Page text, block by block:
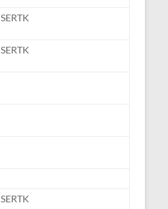
SERTK
SERTK
SERTK